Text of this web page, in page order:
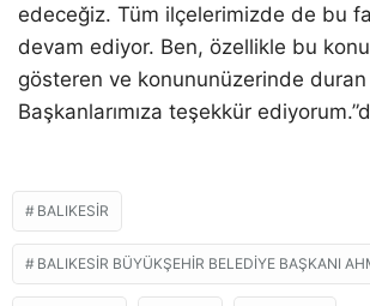
edeceğiz. Tüm ilçelerimizde de bu
devam ediyor. Ben, özellikle bu
gösteren ve konununüzerinde
Başkanlarımıza teşekkür ediyorum.
BALIKESIR
BALIKESIR BÜYÜKŞEHIR BELEDIYE BAŞKANI